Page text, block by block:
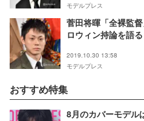
モデルプレス
菅田将暉「全裸監督」コ
ロウィン持論を語る
2019.10.30 13:58
モデルプレス
おすすめ特集
8月のカバーモデル